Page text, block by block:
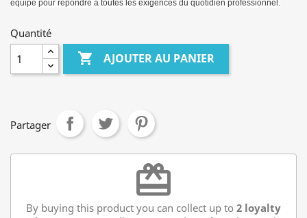
équipé pour répondre à toutes les exigences du quotidien professionnel.
Quantité
 AJOUTER AU PANIER
Partager
redeem
By buying this product you can collect up to 2 loyalty